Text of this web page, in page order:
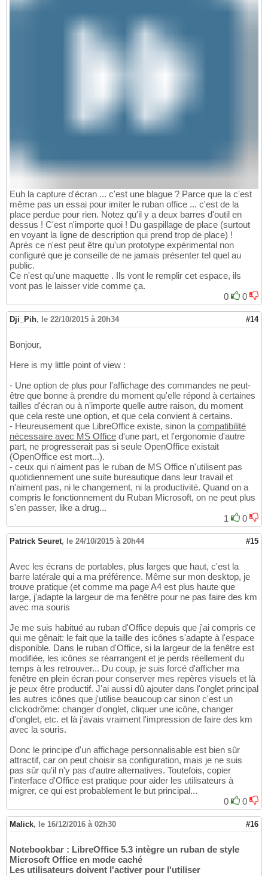
Euh la capture d'écran ... c'est une blague ? Parce que la c'est
même pas un essai pour imiter le ruban office ... c'est de la
place perdue pour rien. Notez qu'il y a deux barres d'outil en
dessus ! C'est n'importe quoi ! Du gaspillage de place (surtout
en voyant la ligne de description qui prend trop de place) !
Après ce n'est peut être qu'un prototype expérimental non
configuré que je conseille de ne jamais présenter tel quel au
public.
Ce n'est qu'une maquette . Ils vont le remplir cet espace, ils
vont pas le laisser vide comme ça.
0
0
Dji_Pih, le 22/10/2015 à 20h34 #14
Bonjour,
Here is my little point of view :
- Une option de plus pour l'affichage des commandes ne peut-
être que bonne à prendre du moment qu'elle répond à certaines
tailles d'écran ou à n'importe quelle autre raison, du moment
que cela reste une option, et que cela convient à certains.
- Heureusement que LibreOffice existe, sinon la compatibilité
nécessaire avec MS Office d'une part, et l'ergonomie d'autre
part, ne progresserait pas si seule OpenOffice existait
(OpenOffice est mort...).
- ceux qui n'aiment pas le ruban de MS Office n'utilisent pas
quotidiennement une suite bureautique dans leur travail et
n'aiment pas, ni le changement, ni la productivité. Quand on a
compris le fonctionnement du Ruban Microsoft, on ne peut plus
s'en passer, like a drug...
1
0
Patrick Seuret, le 24/10/2015 à 20h44 #15
Avec les écrans de portables, plus larges que haut, c'est la
barre latérale qui a ma préférence. Même sur mon desktop, je
trouve pratique (et comme ma page A4 est plus haute que
large, j'adapte la largeur de ma fenêtre pour ne pas faire des km
avec ma souris
Je me suis habitué au ruban d'Office depuis que j'ai compris ce
qui me gênait: le fait que la taille des icônes s'adapte à l'espace
disponible. Dans le ruban d'Office, si la largeur de la fenêtre est
modifiée, les icônes se réarrangent et je perds réellement du
temps à les retrouver... Du coup, je suis forcé d'afficher ma
fenêtre en plein écran pour conserver mes repères visuels et là
je peux être productif. J'ai aussi dû ajouter dans l'onglet principal
les autres icônes que j'utilise beaucoup car sinon c'est un
clickodrôme: changer d'onglet, cliquer une icône, changer
d'onglet, etc. et là j'avais vraiment l'impression de faire des km
avec la souris.
Donc le principe d'un affichage personnalisable est bien sûr
attractif, car on peut choisir sa configuration, mais je ne suis
pas sûr qu'il n'y pas d'autre alternatives. Toutefois, copier
l'interface d'Office est pratique pour aider les utilisateurs à
migrer, ce qui est probablement le but principal...
0
0
Malick, le 16/12/2016 à 02h30 #16
Notebookbar : LibreOffice 5.3 intègre un ruban de style
Microsoft Office en mode caché
Les utilisateurs doivent l'activer pour l'utiliser